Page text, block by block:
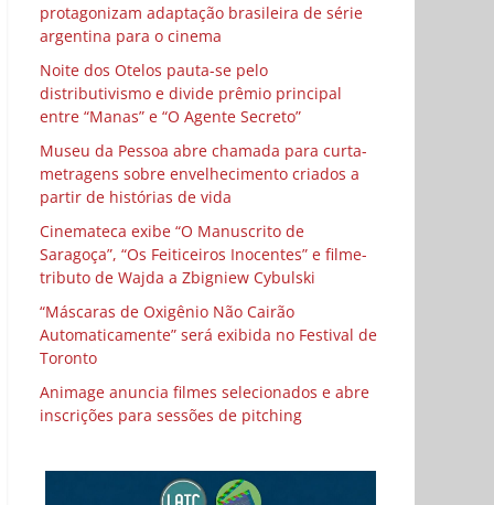
protagonizam adaptação brasileira de série
argentina para o cinema
Noite dos Otelos pauta-se pelo
distributivismo e divide prêmio principal
entre “Manas” e “O Agente Secreto”
Museu da Pessoa abre chamada para curta-
metragens sobre envelhecimento criados a
partir de histórias de vida
Cinemateca exibe “O Manuscrito de
Saragoça”, “Os Feiticeiros Inocentes” e filme-
tributo de Wajda a Zbigniew Cybulski
“Máscaras de Oxigênio Não Cairão
Automaticamente” será exibida no Festival de
Toronto
Animage anuncia filmes selecionados e abre
inscrições para sessões de pitching